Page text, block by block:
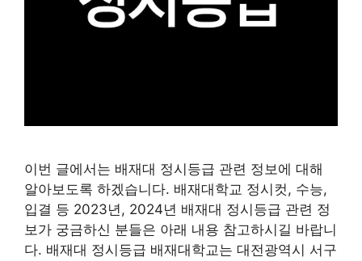
이번 글에서는 배재대 정시등급 관련 정보에 대해
알아보도록 하겠습니다. 배재대학교 정시컷, 수능,
입결 등 2023년, 2024년 배재대 정시등급 관련 정
보가 궁금하신 분들은 아래 내용 참고하시길 바랍니
다. 배재대 정시등급 배재대학교는 대전광역시 서구